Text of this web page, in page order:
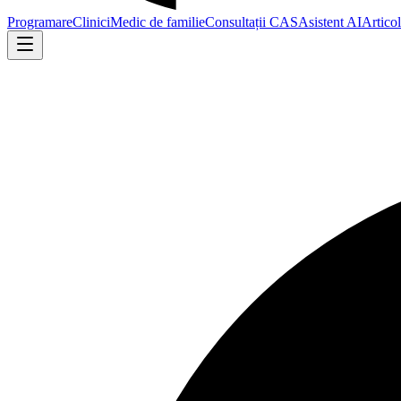
ProgramareCliniciMedic de familieConsultații CASAsistent AI